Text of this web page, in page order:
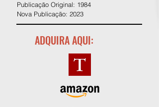
Publicação Original: 1984
Nova Publicação: 2023
ADQUIRA AQUI: